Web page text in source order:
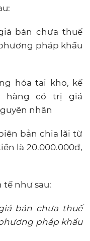
bán chưa thuế
pháp khấu
hóa tại kho, kế
hàng có trị giá
nhân
bản chia lãi từ
là 20.000.000đ,
tế như sau:
bán chưa thuế
phương pháp khấu